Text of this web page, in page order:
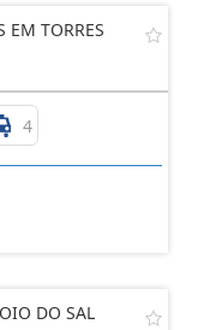
EM TORRES
4
DO SAL